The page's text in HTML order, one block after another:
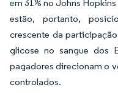
em 31% no Johns
estão, portanto,
crescente da
glicose no sangue dos
pagadores direcionam o
controlados.